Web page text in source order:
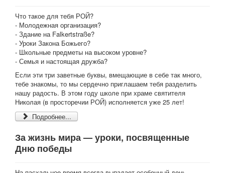
Что такое для тебя РОЙ?
- Молодежная организация?
- Здание на Falkertstraße?
- Уроки Закона Божьего?
- Школьные предметы на высоком уровне?
- Семья и настоящая дружба?
Если эти три заветные буквы, вмещающие в себе так много,
тебе знакомы, то мы сердечно приглашаем тебя разделить
нашу радость. В этом году школе при храме святителя
Николая (в просторечии РОЙ) исполняется уже 25 лет!
Подробнее...
За жизнь мира — уроки, посвященные
Дню победы